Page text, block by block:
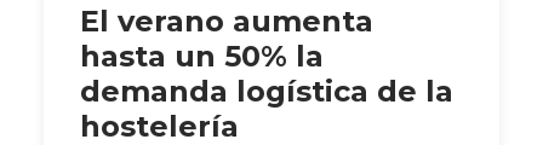
El verano aumenta
hasta un 50% la
demanda logística de la
hostelería